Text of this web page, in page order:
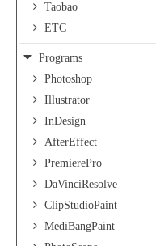
Taobao
ETC
Programs
Photoshop
Illustrator
InDesign
AfterEffect
PremierePro
DaVinciResolve
ClipStudioPaint
MediBangPaint